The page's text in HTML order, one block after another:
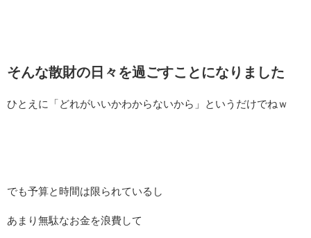
そんな散財の日々を過ごすことになりました
ひとえに「どれがいいかわからないから」というだけでねｗ
でも予算と時間は限られているし
あまり無駄なお金を浪費して